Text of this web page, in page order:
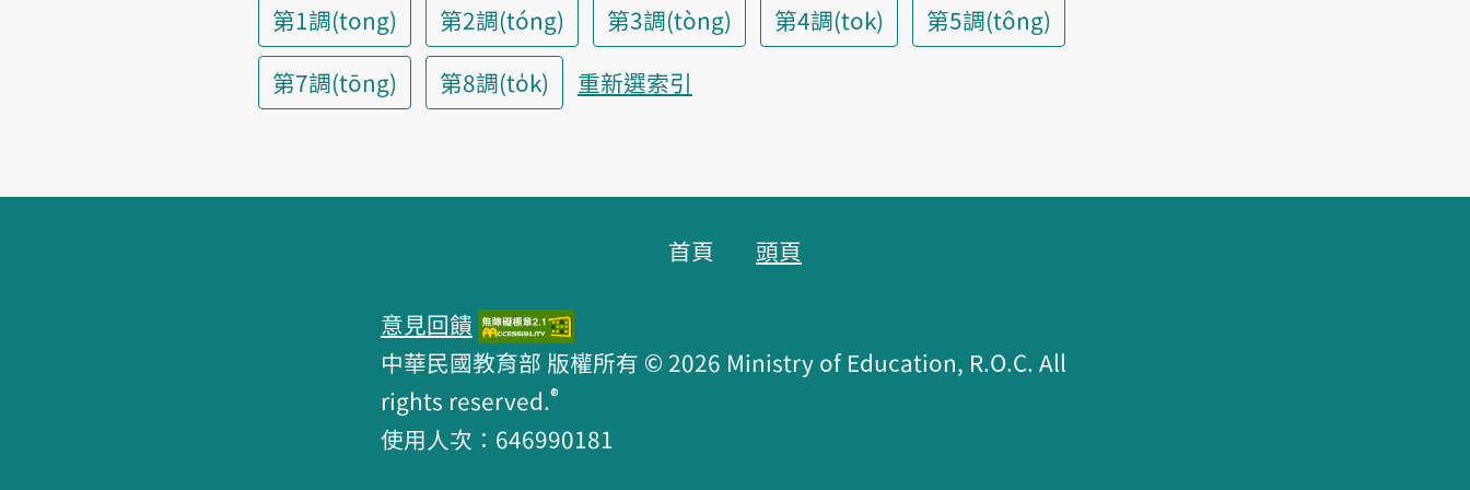
第1調(tong)
第2調(tóng) 第3調(tòng) 第4調(tok)
第5調(tông)
第7調(tōng)
第8調(to̍k) 重新選索引
首頁 頭頁
意見回饋
中華民國教育部 版權所有 © 2026 Ministry of Education, R.O.C. All
rights reserved.®
使用人次：646990181